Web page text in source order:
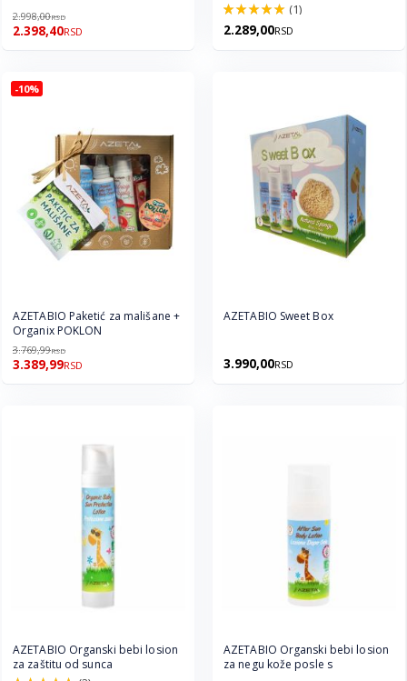
2.998,00RSD
2.398,40RSD
100.0%
(1)
2.289,00RSD
-10%
AZETABIO Paketić za mališane +
Organix POKLON
3.769,99RSD
3.389,99RSD
AZETABIO Sweet Box
3.990,00RSD
AZETABIO Organski bebi losion
za zaštitu od sunca
AZETABIO Organski bebi losion
za negu kože posle s